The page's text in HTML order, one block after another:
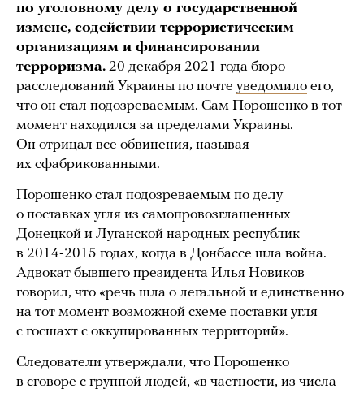
по уголовному делу о государственной
измене, содействии террористическим
организациям и финансировании
терроризма. 20 декабря 2021 года бюро
расследований Украины по почте уведомило его,
что он стал подозреваемым. Сам Порошенко в тот
момент находился за пределами Украины.
Он отрицал все обвинения, называя
их сфабрикованными.
Порошенко стал подозреваемым по делу
о поставках угля из самопровозглашенных
Донецкой и Луганской народных республик
в 2014-2015 годах, когда в Донбассе шла война.
Адвокат бывшего президента Илья Новиков
говорил, что «речь шла о легальной и единственно
на тот момент возможной схеме поставки угля
с госшахт с оккупированных территорий».
Следователи утверждали, что Порошенко
в сговоре с группой людей, «в частности, из числа